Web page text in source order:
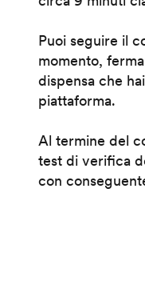
Puoi seguire il
momento,
dispensa che
piattaforma.
Al termine del
test di verifica
con